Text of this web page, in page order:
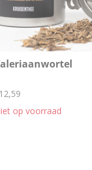
op voorraad